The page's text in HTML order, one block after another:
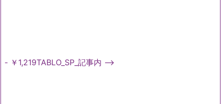
- ￥1,219TABLO_SP_記事内 -->